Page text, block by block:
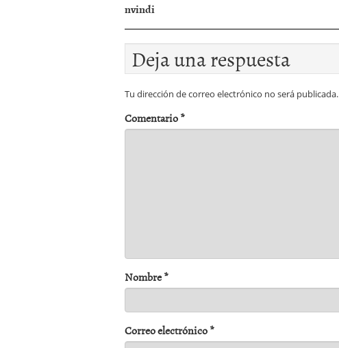
nvindi
Deja una respuesta
Tu dirección de correo electrónico no será publicada.
Comentario*
Nombre*
Correo electrónico*